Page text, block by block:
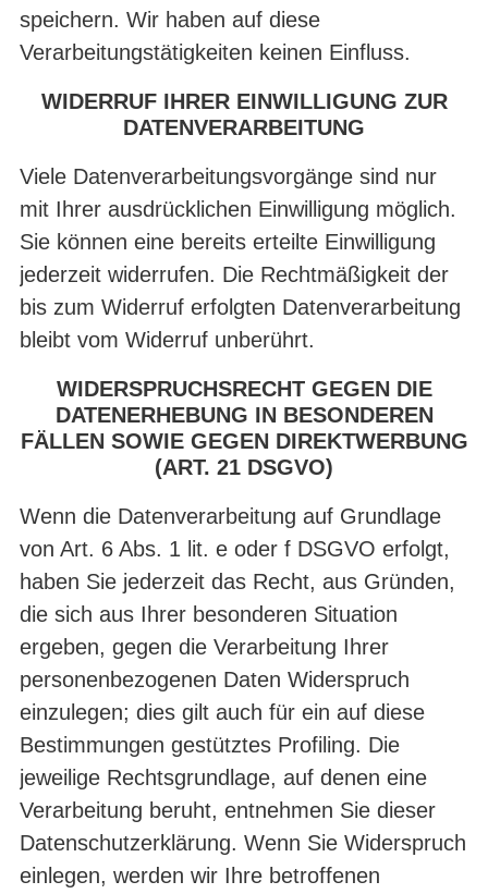
speichern. Wir haben auf diese
Verarbeitungstätigkeiten keinen Einfluss.
WIDERRUF IHRER EINWILLIGUNG ZUR
DATENVERARBEITUNG
Viele Datenverarbeitungsvorgänge sind nur
mit Ihrer ausdrücklichen Einwilligung möglich.
Sie können eine bereits erteilte Einwilligung
jederzeit widerrufen. Die Rechtmäßigkeit der
bis zum Widerruf erfolgten Datenverarbeitung
bleibt vom Widerruf unberührt.
WIDERSPRUCHSRECHT GEGEN DIE
DATENERHEBUNG IN BESONDEREN
FÄLLEN SOWIE GEGEN DIREKTWERBUNG
(ART. 21 DSGVO)
Wenn die Datenverarbeitung auf Grundlage
von Art. 6 Abs. 1 lit. e oder f DSGVO erfolgt,
haben Sie jederzeit das Recht, aus Gründen,
die sich aus Ihrer besonderen Situation
ergeben, gegen die Verarbeitung Ihrer
personenbezogenen Daten Widerspruch
einzulegen; dies gilt auch für ein auf diese
Bestimmungen gestütztes Profiling. Die
jeweilige Rechtsgrundlage, auf denen eine
Verarbeitung beruht, entnehmen Sie dieser
Datenschutzerklärung. Wenn Sie Widerspruch
einlegen, werden wir Ihre betroffenen